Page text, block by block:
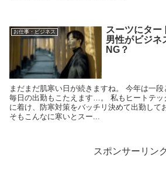
お仕事・ビジネス
スーツにター
男性がビジネ
NG？
まだまだ肌寒い日が続きますね。 今年は一段
毎日の出勤もこたえます…。 私もヒートテッ
に着け、防寒対策をバッチリ決めて出勤して
そもこんなに寒いとスー...
スポンサーリンク